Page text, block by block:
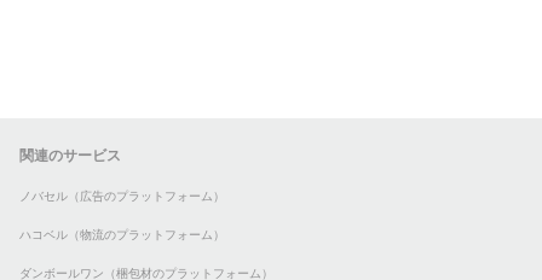
関連のサービス
ノバセル（広告のプラットフォーム）
ハコベル（物流のプラットフォーム）
ダンボールワン（梱包材のプラットフォーム）